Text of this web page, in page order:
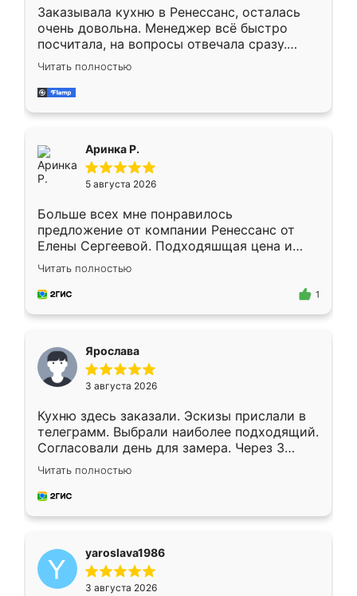
Заказывала кухню в Ренессанс, осталась
очень довольна. Менеджер всё быстро
посчитала, на вопросы отвечала сразу.
Замерщик приехал в субботу, подошёл к
делу со всей ответственностью. Собрали
за день, ребята работали аккуратно, даже
Читать полностью
Аринка Р.
5 августа 2026
Больше всех мне понравилось
предложение от компании Ренессанс от
Елены Сергеевой. Подходяшщая цена и
короткие сроки изготовления. Приехавший
для замера сотрудник Владислав
предложил по моему эскизу самый
Читать полностью
1
Ярослава
3 августа 2026
Кухню здесь заказали. Эскизы прислали в
телеграмм. Выбрали наиболее подходящий.
Согласовали день для замера. Через 3
недели кухня была уже готова. Остались
довольны работой. Спасибо Ренессанс
мебель за качественную работу!
Читать полностью
yaroslava1986
3 августа 2026